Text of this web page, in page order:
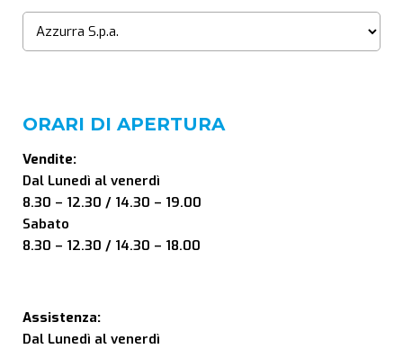
ORARI DI APERTURA
Vendite:
Dal Lunedì al venerdì
8.30 – 12.30 / 14.30 – 19.00
Sabato
8.30 – 12.30 / 14.30 – 18.00
Assistenza:
Dal Lunedì al venerdì